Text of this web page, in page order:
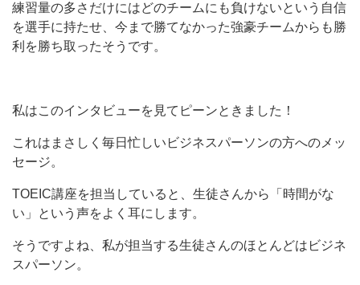
練習量の多さだけにはどのチームにも負けないという自信
を選手に持たせ、今まで勝てなかった強豪チームからも勝
利を勝ち取ったそうです。
私はこのインタビューを見てピーンときました！
これはまさしく毎日忙しいビジネスパーソンの方へのメッ
セージ。
TOEIC講座を担当していると、生徒さんから「時間がな
い」という声をよく耳にします。
そうですよね、私が担当する生徒さんのほとんどはビジネ
スパーソン。